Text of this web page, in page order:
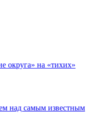
округа» на «тихих»
над самым известным